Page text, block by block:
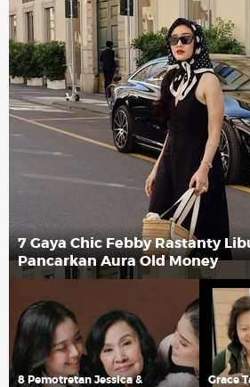
7 Gaya Chic Febby Rastanty
Pancarkan Aura Old Money
8 Pemotretan Jessica &
Grace